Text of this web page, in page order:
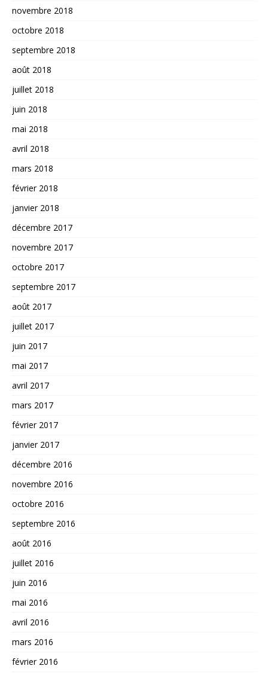
novembre 2018
octobre 2018
septembre 2018
août 2018
juillet 2018
juin 2018
mai 2018
avril 2018
mars 2018
février 2018
janvier 2018
décembre 2017
novembre 2017
octobre 2017
septembre 2017
août 2017
juillet 2017
juin 2017
mai 2017
avril 2017
mars 2017
février 2017
janvier 2017
décembre 2016
novembre 2016
octobre 2016
septembre 2016
août 2016
juillet 2016
juin 2016
mai 2016
avril 2016
mars 2016
février 2016